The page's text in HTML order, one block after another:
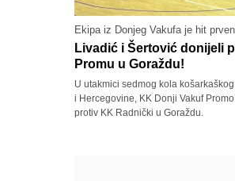
Ekipa iz Donjeg Vakufa je hit
Livadić i Šertović donijeli
Promu u Goraždu!
U utakmici sedmog kola
i Hercegovine, KK Donji Vakuf
protiv KK Radnički u Goraždu.